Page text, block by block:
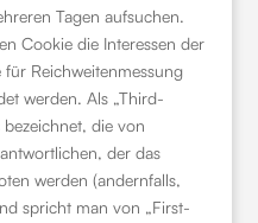
Tagen aufsuchen.
Cookie die Interessen der
Reichweitenmessung
werden. Als „Third-
die von
der das
werden (andernfalls,
spricht man von „First-